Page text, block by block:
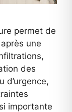
permet de
une
des
d’urgence,
importante